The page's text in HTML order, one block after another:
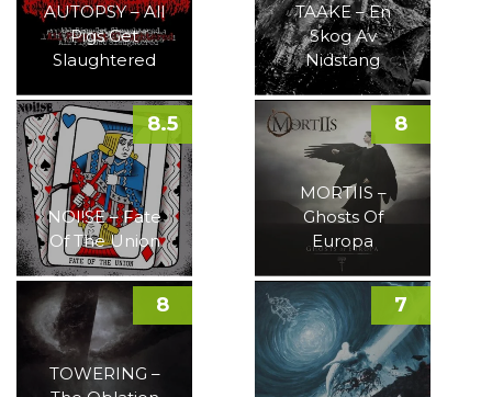
AUTOPSY – All
Pigs Get
Slaughtered
TAAKE – En
Skog Av
Nidstang
NOI!SE – Fate
Of The Union
8.5
MORTIIS –
Ghosts Of
Europa
8
TOWERING –
8 7